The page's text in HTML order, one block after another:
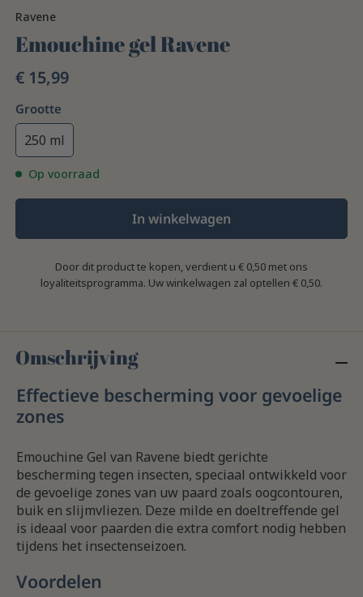
Ravene
Emouchine gel Ravene
€ 15,99
Grootte
250 ml
Op voorraad
In winkelwagen
Door dit product te kopen, verdient u € 0,50 met ons
loyaliteitsprogramma. Uw winkelwagen zal optellen € 0,50.
Omschrijving
Effectieve bescherming voor gevoelige
zones
Emouchine Gel van Ravene biedt gerichte
bescherming tegen insecten, speciaal ontwikkeld voor
de gevoelige zones van uw paard zoals oogcontouren,
buik en slijmvliezen. Deze milde en doeltreffende gel
is ideaal voor paarden die extra comfort nodig hebben
tijdens het insectenseizoen.
Voordelen